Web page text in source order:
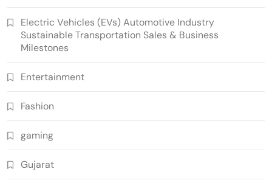
Electric Vehicles (EVs) Automotive Industry
Sustainable Transportation Sales & Business
Milestones
Entertainment
Fashion
gaming
Gujarat